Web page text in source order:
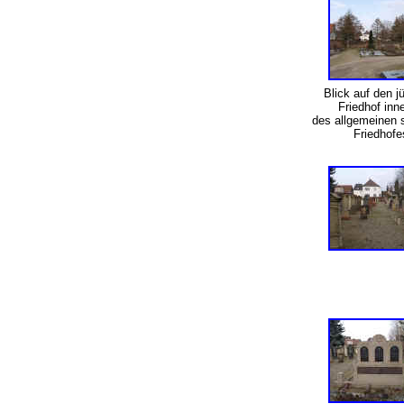
Blick auf den
Friedhof
des allgemeinen